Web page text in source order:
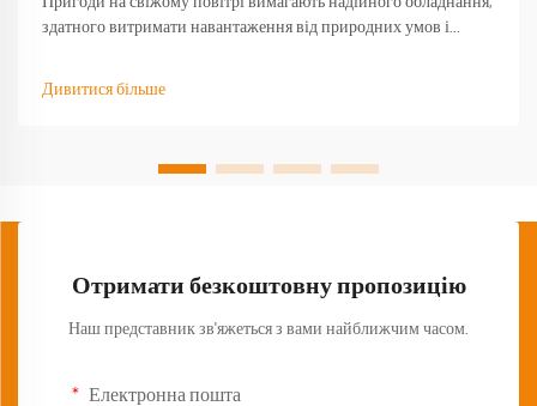
здатного витримати навантаження від природних умов і
успішного досвіду на природі, перетворюючи базовий
Дивитися більше
Отримати безкоштовну пропозицію
Наш представник зв'яжеться з вами найближчим часом.
Електронна пошта